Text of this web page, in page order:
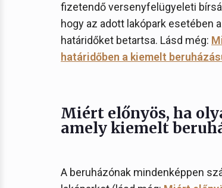
fizetendő versenyfelügyeleti
hogy az adott lakópark esetében
határidőket betartsa. Lásd még:
határidőben a kiemelt
Miért előnyös, ha
amely kiemelt
A beruházónak mindenképpen